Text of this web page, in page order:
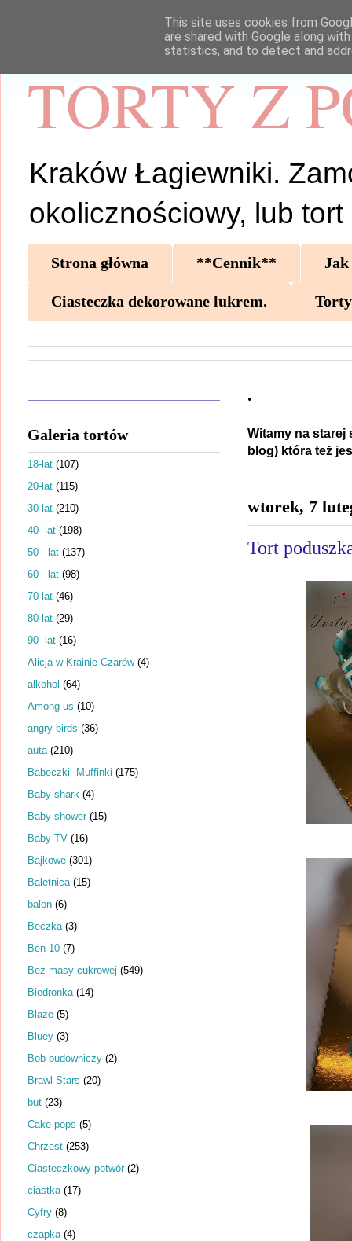
TORTY Z
Kraków Łagiewniki.
okolicznościowy, lub tort
Strona główna **Cennik** Jak
Ciasteczka dekorowane lukrem.
.
Witamy na starej
blog) która też
wtorek, 7
Tort
Galeria tortów
18-lat (107)
20-lat (115)
30-lat (210)
40- lat (198)
50 - lat (137)
60 - lat (98)
70-lat (46)
80-lat (29)
90- lat (16)
Alicja w Krainie Czarów (4)
alkohol (64)
Among us (10)
angry birds (36)
auta (210)
Babeczki- Muffinki (175)
Baby shark (4)
Baby shower (15)
Baby TV (16)
Bajkowe (301)
Baletnica (15)
balon (6)
Beczka (3)
Ben 10 (7)
Bez masy cukrowej (549)
Biedronka (14)
Blaze (5)
Bluey (3)
Bob budowniczy (2)
Brawl Stars (20)
but (23)
Cake pops (5)
Chrzest (253)
Ciasteczkowy potwór (2)
ciastka (17)
Cyfry (8)
czapka (4)
This site uses cookies from
are shared with Google along
statistics, and to detect and